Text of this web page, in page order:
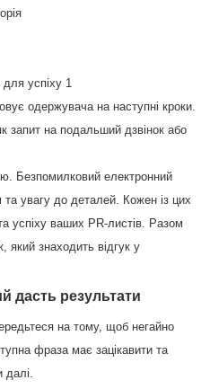
одержувача на наступні кроки.
запит на подальший дзвінок або
Безпомилковий електронний
увагу до деталей. Кожен із цих
успіху ваших PR-листів. Разом
який знаходить відгук у
дасть результати
на тому, щоб негайно
фраза має зацікавити та
далі.